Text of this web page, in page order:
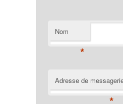
Nom
*
Adresse de
*